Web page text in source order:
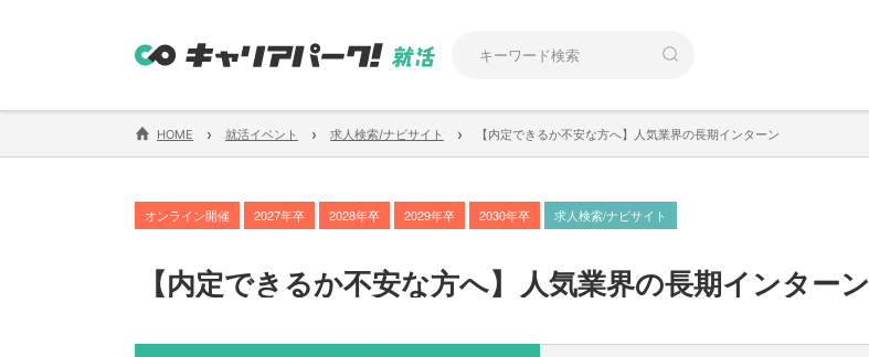
HOME › 就活イベント › 求人検索/ナビサイト › 【内定できるか不安な方へ】人気業界の長期インターン
オンライン開催 2027年卒 2028年卒 2029年卒 2030年卒 求人検索/ナビサイト
【内定できるか不安な方へ】 人気業界の長期インターン